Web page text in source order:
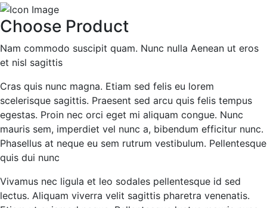
Choose Product
Nam commodo suscipit quam. Nunc nulla Aenean ut eros
et nisl sagittis
Cras quis nunc magna. Etiam sed felis eu lorem
scelerisque sagittis. Praesent sed arcu quis felis tempus
egestas. Proin nec orci eget mi aliquam congue. Nunc
mauris sem, imperdiet vel nunc a, bibendum efficitur nunc.
Phasellus at neque eu sem rutrum vestibulum. Pellentesque
quis dui nunc
Vivamus nec ligula et leo sodales pellentesque id sed
lectus. Aliquam viverra velit sagittis pharetra venenatis.